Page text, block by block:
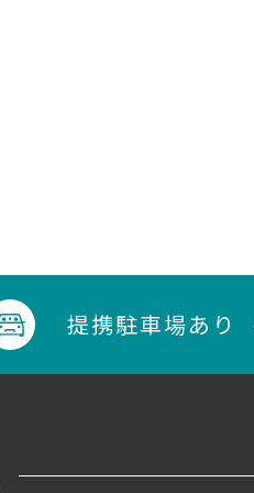
提携駐車場あり